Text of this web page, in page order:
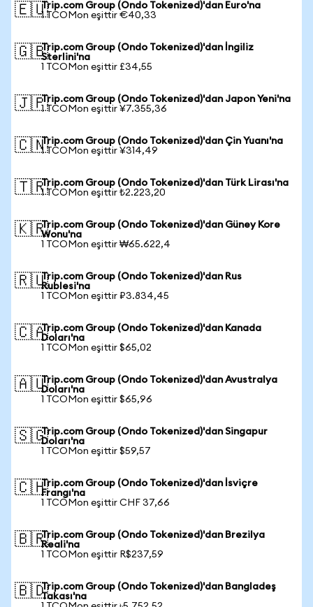
🇪🇺Trip.com Group (Ondo Tokenized)'dan Euro'na
1 TCOMon eşittir €40,33
🇬🇧Trip.com Group (Ondo Tokenized)'dan İngiliz
Sterlini'na
1 TCOMon eşittir £34,55
🇯🇵Trip.com Group (Ondo Tokenized)'dan Japon Yeni'na
1 TCOMon eşittir ¥7.355,36
🇨🇳Trip.com Group (Ondo Tokenized)'dan Çin Yuanı'na
1 TCOMon eşittir ¥314,49
🇹🇷Trip.com Group (Ondo Tokenized)'dan Türk Lirası'na
1 TCOMon eşittir ₺2.223,20
🇰🇷Trip.com Group (Ondo Tokenized)'dan Güney Kore
Wonu'na
1 TCOMon eşittir ₩65.622,4
🇷🇺Trip.com Group (Ondo Tokenized)'dan Rus
Rublesi'na
1 TCOMon eşittir ₽3.834,45
🇨🇦Trip.com Group (Ondo Tokenized)'dan Kanada
Doları'na
1 TCOMon eşittir $65,02
🇦🇺Trip.com Group (Ondo Tokenized)'dan Avustralya
Doları'na
1 TCOMon eşittir $65,96
🇸🇬Trip.com Group (Ondo Tokenized)'dan Singapur
Doları'na
1 TCOMon eşittir $59,57
🇨🇭Trip.com Group (Ondo Tokenized)'dan İsviçre
Frangı'na
1 TCOMon eşittir CHF 37,66
🇧🇷Trip.com Group (Ondo Tokenized)'dan Brezilya
Reali'na
1 TCOMon eşittir R$237,59
🇧🇩Trip.com Group (Ondo Tokenized)'dan Bangladeş
Takası'na